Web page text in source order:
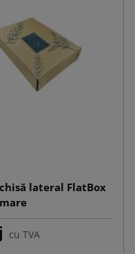
lateral FlatBox
cu TVA